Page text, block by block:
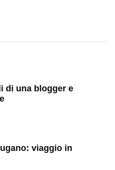
di una blogger e
viaggio in